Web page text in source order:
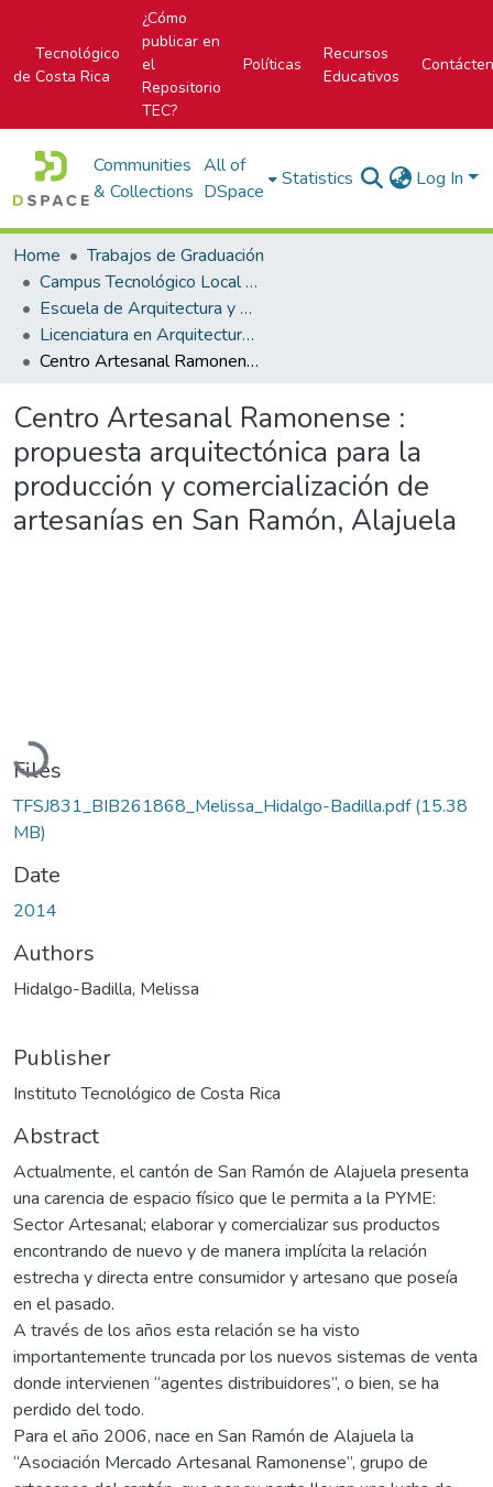
Tecnológico
de Costa Rica
¿Cómo
publicar en
el
Repositorio
TEC?
Políticas
Recursos
Educativos
Communities
& Collections
All of
DSpace
Statistics Log In
Home
Trabajos de Graduación
Campus Tecnológico Local San José
Escuela de Arquitectura y Urbanismo
Licenciatura en Arquitectura y Urbanismo
Centro Artesanal Ramonense : propuesta arquitectónica para la producción y comercialización de artesanías en San Ramón, Alajuela
Centro Artesanal Ramonense :
propuesta arquitectónica para la
producción y comercialización de
artesanías en San Ramón, Alajuela
Loading...
Files
TFSJ831_BIB261868_Melissa_Hidalgo-Badilla.pdf(15.38
MB)
Date
2014
Authors
Hidalgo-Badilla, Melissa
Publisher
Instituto Tecnológico de Costa Rica
Abstract
Actualmente, el cantón de San Ramón de Alajuela presenta
una carencia de espacio físico que le permita a la PYME:
Sector Artesanal; elaborar y comercializar sus productos
encontrando de nuevo y de manera implícita la relación
estrecha y directa entre consumidor y artesano que poseía
en el pasado.
A través de los años esta relación se ha visto
importantemente truncada por los nuevos sistemas de venta
donde intervienen “agentes distribuidores”, o bien, se ha
perdido del todo.
Para el año 2006, nace en San Ramón de Alajuela la
“Asociación Mercado Artesanal Ramonense”, grupo de